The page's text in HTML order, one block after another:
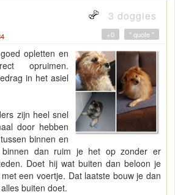
3 doggies
" quote "
+0
opletten en
opruimen.
in het asiel
zijn heel snel
door hebben
binnen en
dan ruim je het op zonder er
Doet hij wat buiten dan beloon je
een voertje. Dat laatste bouw je dan
buiten doet.